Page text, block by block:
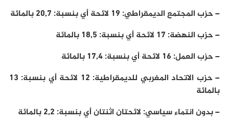
– حزب المجتمع الديمقراطي: 19 لائحة أي بنسبة: 20,7 بالمائة
– حزب النهضة: 17 لائحة أي بنسبة: 18,5 بالمائة
– حزب العمل: 16 لائحة أي بنسبة: 17,4 بالمائة
– حزب الاتحاد المغربي للديمقراطية: 12 لائحة أي بنسبة: 13
بالمائة
– بدون انتماء سياسي: لائحتان اثنتان أي بنسبة: 2,2 بالمائة